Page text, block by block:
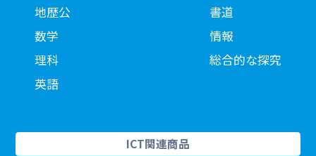
地歴公
数学
理科
英語
書道
情報
総合的な探究
ICT関連商品